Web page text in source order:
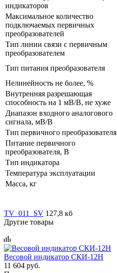
индикаторов
Максимальное количество
подключаемых первичных
преобразователей
Тип линии связи с первичным
преобразователем
Тип питания преобразователя
Нелинейность не более, %
Внутренняя разрешающая
способность на 1 мВ/В, не хуже
Диапазон входного аналогового
сигнала, мВ/В
Тип первичного преобразователя
Питание первичного
преобразователя, В
Тип индикатора
Температура эксплуатации
Масса, кг
TV_011_SV 127,8 кб
Другие товары
Весовой индикатор СКИ-12Н
11 604 руб.